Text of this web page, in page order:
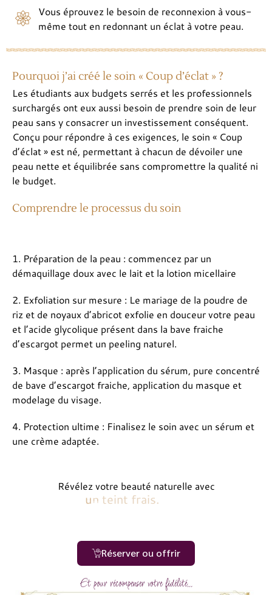
Vous éprouvez le besoin de reconnexion à vous-
même tout en redonnant un éclat à votre peau.
Pourquoi j’ai créé le soin « Coup d’éclat » ?
Les étudiants aux budgets serrés et les professionnels
surchargés ont eux aussi besoin de prendre soin de leur
peau sans y consacrer un investissement conséquent.
Conçu pour répondre à ces exigences, le soin « Coup
d’éclat » est né, permettant à chacun de dévoiler une
peau nette et équilibrée sans compromettre la qualité ni
le budget.
Comprendre le processus du soin
1. Préparation de la peau : commencez par un
démaquillage doux avec le lait et la lotion micellaire
2. Exfoliation sur mesure : Le mariage de la poudre de
riz et de noyaux d’abricot exfolie en douceur votre peau
et l’acide glycolique présent dans la bave fraiche
d’escargot permet un peeling naturel.
3. Masque : après l’application du sérum, pure concentré
de bave d’escargot fraiche, application du masque et
modelage du visage.
4. Protection ultime : Finalisez le soin avec un sérum et
une crème adaptée.
Révélez votre beauté naturelle avec
un visag eradi
Réserver ou offrir
Et pour récompenser votre fidélité...